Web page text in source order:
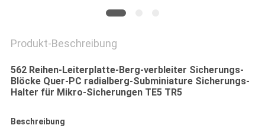
Produkt-Beschreibung
562 Reihen-Leiterplatte-Berg-verbleiter Sicherungs-
Blöcke Quer-PC radialberg-Subminiature Sicherungs-
Halter für Mikro-Sicherungen TE5 TR5
Beschreibung